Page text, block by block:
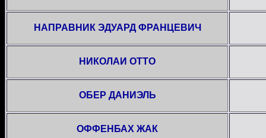
НАПРАВНИК ЭДУАРД ФРАНЦЕВИЧ
НИКОЛАИ ОТТО
ОБЕР ДАНИЭЛЬ
ОФФЕНБАХ ЖАК